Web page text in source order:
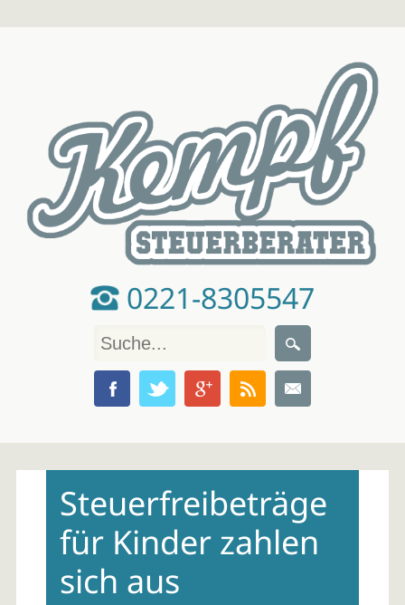
0221-8305547
contentSteuerfreibeträge
für Kinder zahlen
sich aus